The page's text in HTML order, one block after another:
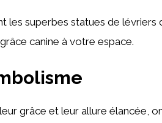
les superbes statues de lévriers
canine à votre espace.
grâce et leur allure élancée,